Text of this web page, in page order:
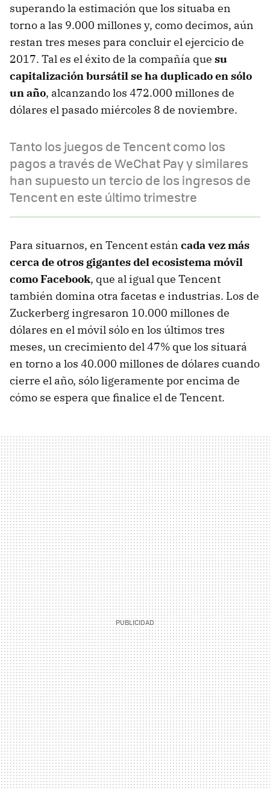
superando la estimación que los situaba en
torno a las 9.000 millones y, como decimos, aún
restan tres meses para concluir el ejercicio de
2017. Tal es el éxito de la compañía que su
capitalización bursátil se ha duplicado en sólo
un año, alcanzando los 472.000 millones de
dólares el pasado miércoles 8 de noviembre.
Tanto los juegos de Tencent como los
pagos a través de WeChat Pay y similares
han supuesto un tercio de los ingresos de
Tencent en este último trimestre
Para situarnos, en Tencent están cada vez más
cerca de otros gigantes del ecosistema móvil
como Facebook, que al igual que Tencent
también domina otra facetas e industrias. Los de
Zuckerberg ingresaron 10.000 millones de
dólares en el móvil sólo en los últimos tres
meses, un crecimiento del 47% que los situará
en torno a los 40.000 millones de dólares cuando
cierre el año, sólo ligeramente por encima de
cómo se espera que finalice el de Tencent.